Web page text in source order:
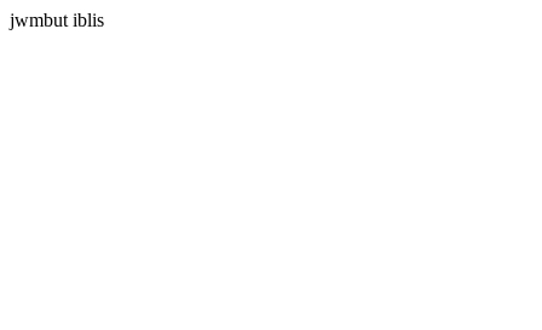
jwmbut iblis